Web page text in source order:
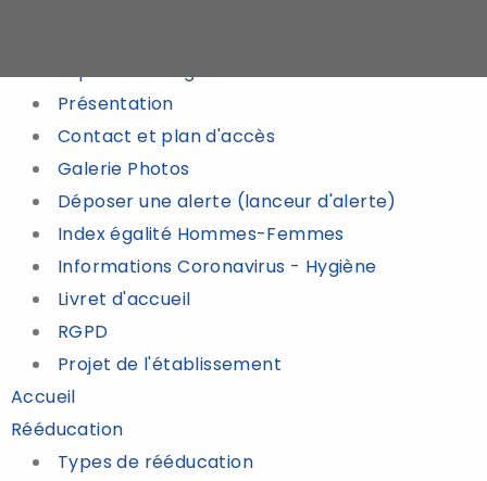
La Clinique de l'Estagnol
Présentation
Contact et plan d'accès
Galerie Photos
Déposer une alerte (lanceur d'alerte)
Index égalité Hommes-Femmes
Informations Coronavirus - Hygiène
Livret d'accueil
RGPD
Projet de l'établissement
Accueil
Rééducation
Types de rééducation